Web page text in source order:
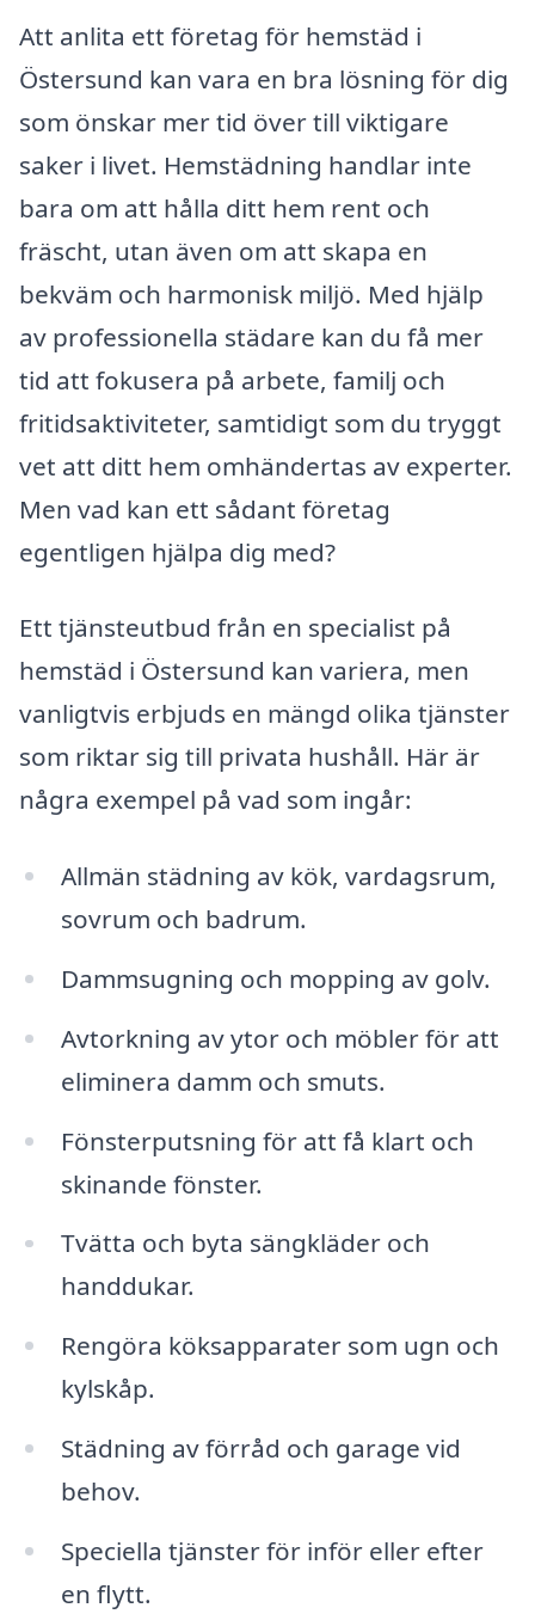
Att anlita ett företag för hemstäd i
Östersund kan vara en bra lösning för dig
som önskar mer tid över till viktigare
saker i livet. Hemstädning handlar inte
bara om att hålla ditt hem rent och
fräscht, utan även om att skapa en
bekväm och harmonisk miljö. Med hjälp
av professionella städare kan du få mer
tid att fokusera på arbete, familj och
fritidsaktiviteter, samtidigt som du tryggt
vet att ditt hem omhändertas av experter.
Men vad kan ett sådant företag
egentligen hjälpa dig med?
Ett tjänsteutbud från en specialist på
hemstäd i Östersund kan variera, men
vanligtvis erbjuds en mängd olika tjänster
som riktar sig till privata hushåll. Här är
några exempel på vad som ingår:
Allmän städning av kök, vardagsrum,
sovrum och badrum.
Dammsugning och mopping av golv.
Avtorkning av ytor och möbler för att
eliminera damm och smuts.
Fönsterputsning för att få klart och
skinande fönster.
Tvätta och byta sängkläder och
handdukar.
Rengöra köksapparater som ugn och
kylskåp.
Städning av förråd och garage vid
behov.
Speciella tjänster för inför eller efter
en flytt.